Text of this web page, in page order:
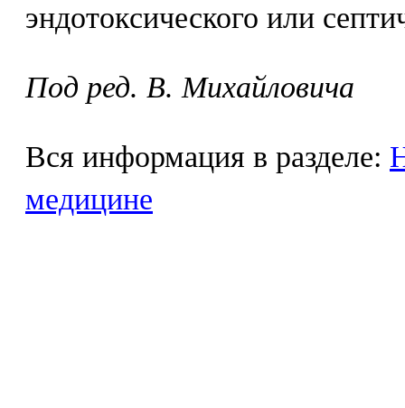
эндотоксического или
Под ред. В. Михайловича
Вся информация в разделе:
медицине